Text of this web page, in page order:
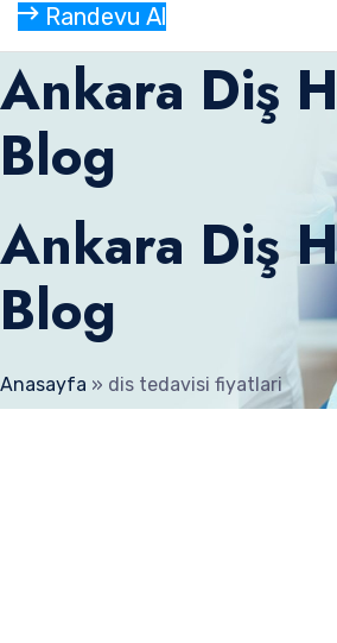
Randevu Al
Ankara Diş
Blog
Ankara Diş
Blog
Anasayfa » dis tedavisi fiyatlari